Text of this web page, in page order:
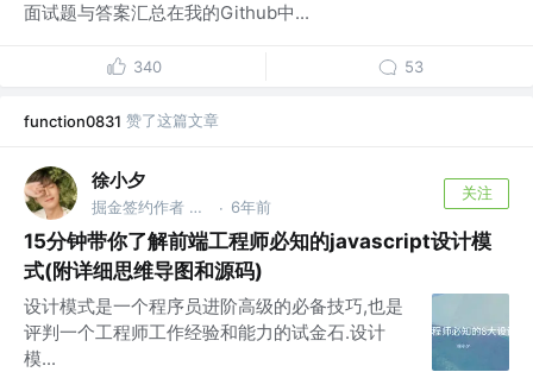
面试题与答案汇总在我的Github中...
340 53
function0831 赞了这篇文章
徐小夕
掘金签约作者 @flowmix多模态 · 6年前
关注
15分钟带你了解前端工程师必知的javascript设计模
式(附详细思维导图和源码)
设计模式是一个程序员进阶高级的必备技巧,也是
评判一个工程师工作经验和能力的试金石.设计
模...